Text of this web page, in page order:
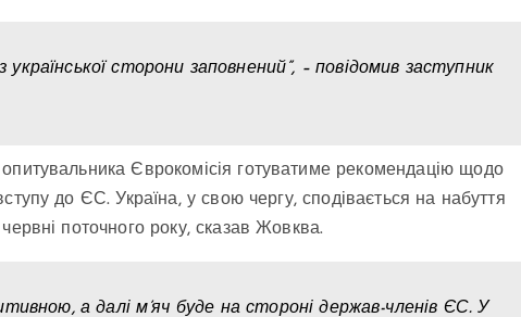
сторони заповнений”, – повідомив заступник
Єврокомісія готуватиме рекомендацію щодо
до ЄС. Україна, у свою чергу, сподівається на набуття
поточного року, сказав Жовква.
а далі м’яч буде на стороні держав-членів ЄС. У